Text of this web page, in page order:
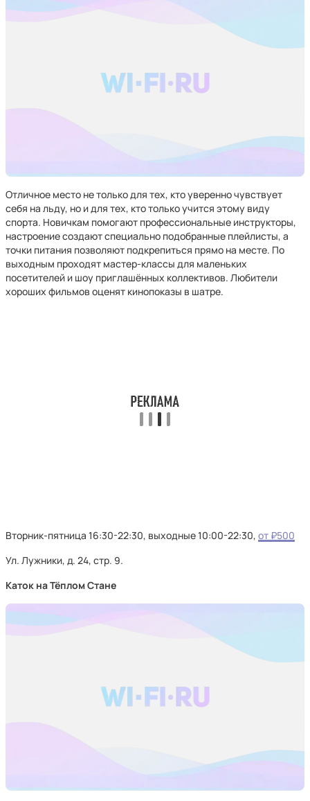
Отличное место не только для тех, кто уверенно чувствует
себя на льду, но и для тех, кто только учится этому виду
спорта. Новичкам помогают профессиональные инструкторы,
настроение создают специально подобранные плейлисты, а
точки питания позволяют подкрепиться прямо на месте. По
выходным проходят мастер-классы для маленьких
посетителей и шоу приглашённых коллективов. Любители
хороших фильмов оценят кинопоказы в шатре.
Вторник-пятница 16:30-22:30, выходные 10:00-22:30, от ₽500
Ул. Лужники, д. 24, стр. 9.
Каток на Тёплом Стане